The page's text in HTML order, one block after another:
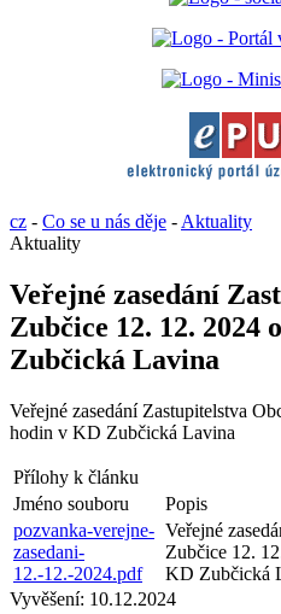
cz - Co se u nás děje - Aktuality
Aktuality
Veřejné zasedání
Zubčice 12. 12. 2024
Zubčická Lavina
Veřejné zasedání Zastupitelstva
hodin v KD Zubčická Lavina
Přílohy k článku
Jméno souboru
Popis
pozvanka-verejne-
zasedani-
12.-12.-2024.pdf
Veřejné
Zubčice 12.
KD Zubčická
Vyvěšení: 10.12.2024